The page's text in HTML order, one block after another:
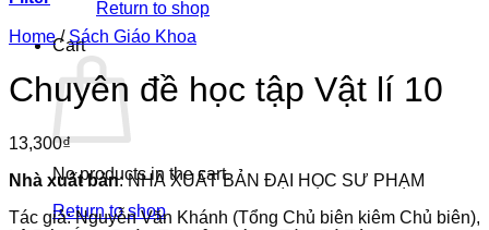
Return to shop
Cart
No products in the cart.
Return to shop
Home / Sách Giáo Khoa
Chuyên đề học tập Vật lí 10
13,300₫
Nhà xuất bản: NHÀ XUẤT BẢN ĐẠI HỌC SƯ PHẠM
Tác giả: Nguyễn Văn Khánh (Tổng Chủ biên kiêm Chủ biên),